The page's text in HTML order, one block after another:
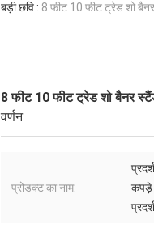
बड़ी छवि : 8 फीट 10 फीट ट्रेड शो
8 फीट 10 फीट ट्रेड शो बैनर
वर्णन
प्रोडक्ट का नाम:
कपड़े